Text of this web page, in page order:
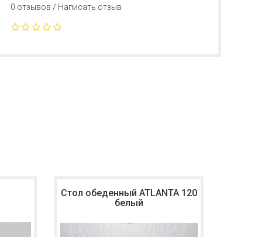
0 отзывов / Написать отзыв
Стол обеденный ATLANTA 120
белый